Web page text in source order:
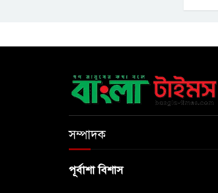
সম্পাদক
পূর্বাশা বিশাস